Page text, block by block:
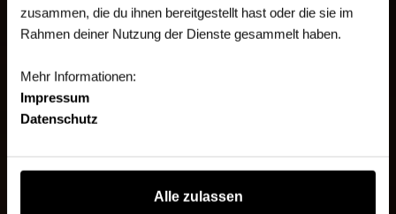
zusammen, die du ihnen bereitgestellt hast oder die sie im
Rahmen deiner Nutzung der Dienste gesammelt haben.
Mehr Informationen:
Impressum
Datenschutz
Alle zulassen